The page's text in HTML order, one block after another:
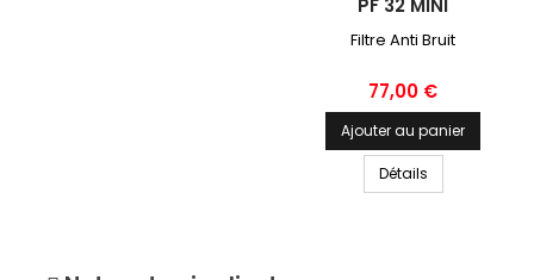
PF 32 MINI
Filtre Anti Bruit
Prix
77,00 €
Ajouter au panier
Détails